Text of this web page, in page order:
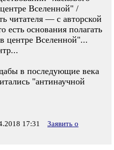
Вселенной" /
читателя — с авторской
есть основания полагать
центре Вселенной"...
в последующие века
"антинаучной
17:31
Заявить о